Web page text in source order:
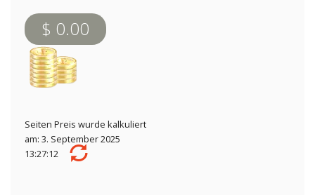
$ 0.00
Seiten Preis wurde kalkuliert
am: 3. September 2025
13:27:12